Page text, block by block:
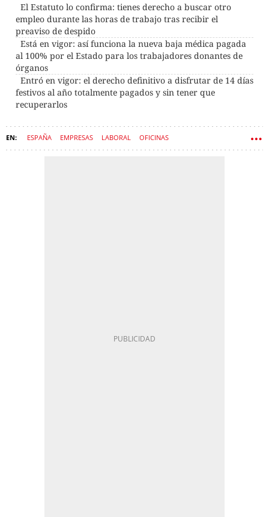
El Estatuto lo confirma: tienes derecho a buscar otro
empleo durante las horas de trabajo tras recibir el
preaviso de despido
Está en vigor: así funciona la nueva baja médica pagada
al 100% por el Estado para los trabajadores donantes de
órganos
Entró en vigor: el derecho definitivo a disfrutar de 14 días
festivos al año totalmente pagados y sin tener que
recuperarlos
ESPAÑA EMPRESAS LABORAL OFICINAS